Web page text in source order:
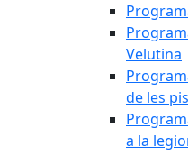
Velutina
de les
a la